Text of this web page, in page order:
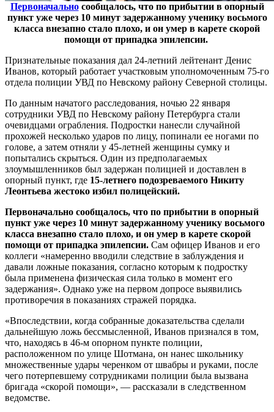
Первоначальносообщалось, что по прибытии в опорный
пункт уже через 10 минут задержанному ученику восьмого
класса внезапно стало плохо, и он умер в карете скорой
помощи от припадка эпилепсии.
Признательные показания дал 24-летний лейтенант Денис
Иванов, который работает участковым уполномоченным 75-го
отдела полиции УВД по Невскому району Северной столицы.
По данным начатого расследования, ночью 22 января
сотрудники УВД по Невскому району Петербурга стали
очевидцами ограбления. Подростки нанесли случайной
прохожей несколько ударов по лицу, попинали ее ногами по
голове, а затем отняли у 45-летней женщины сумку и
попытались скрыться. Один из предполагаемых
злоумышленников был задержан полицией и доставлен в
опорный пункт, где 15-летнего подозреваемого Никиту
Леонтьева жестоко избил полицейский.
Первоначально сообщалось, что по прибытии в опорный
пункт уже через 10 минут задержанному ученику восьмого
класса внезапно стало плохо, и он умер в карете скорой
помощи от припадка эпилепсии. Сам офицер Иванов и его
коллеги «намеренно вводили следствие в заблуждения и
давали ложные показания, согласно которым к подростку
была применена физическая сила только в момент его
задержания». Однако уже на первом допросе выявились
противоречия в показаниях стражей порядка.
«Впоследствии, когда собранные доказательства сделали
дальнейшую ложь бессмысленной, Иванов признался в том,
что, находясь в 46-м опорном пункте полиции,
расположенном по улице Шотмана, он нанес школьнику
множественные удары черенком от швабры и руками, после
чего потерпевшему сотрудниками полиции была вызвана
бригада «скорой помощи», — рассказали в следственном
ведомстве.